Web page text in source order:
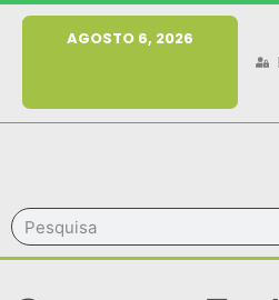
MENU
AGOSTO 6, 2026